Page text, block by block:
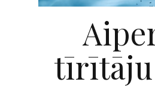
tīrītāju